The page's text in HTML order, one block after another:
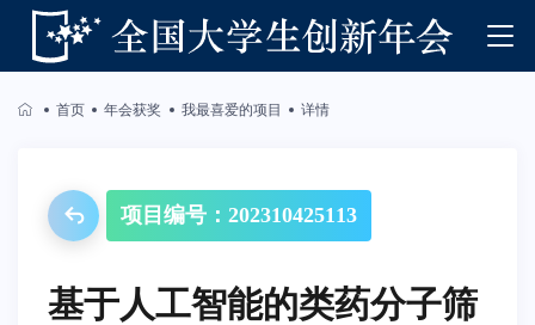
首页 年会获奖 我最喜爱的项目 详情
项目编号：202310425113
基于人工智能的类药分子筛